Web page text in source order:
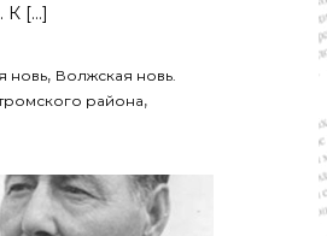
К […]
новь, Волжская новь.
района,